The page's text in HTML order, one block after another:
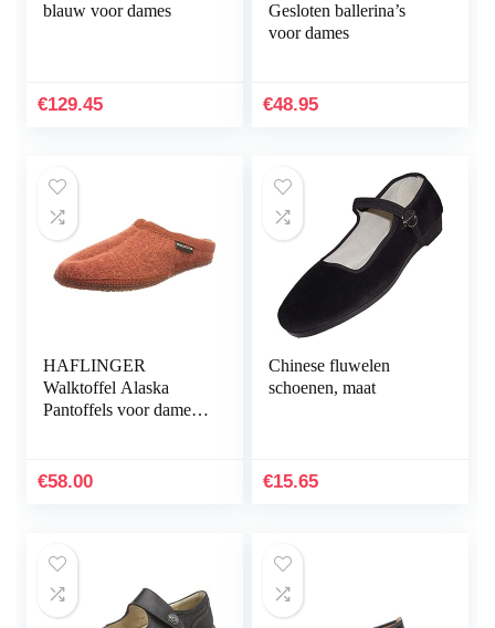
blauw voor dames
€129.45
Gesloten ballerina’s
voor dames
€48.95
HAFLINGER
Walktoffel Alaska
Pantoffels voor dames,
€58.00
Chinese fluwelen
schoenen, maat
€15.65